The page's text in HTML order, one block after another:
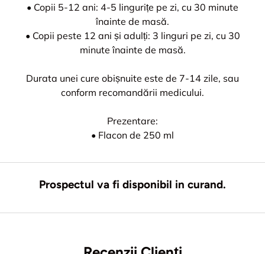
• Copii 5-12 ani: 4-5 lingurițe pe zi, cu 30 minute
înainte de masă.
• Copii peste 12 ani și adulți: 3 linguri pe zi, cu 30
minute înainte de masă.
Durata unei cure obișnuite este de 7-14 zile, sau
conform recomandării medicului.
Prezentare:
• Flacon de 250 ml
Prospectul va fi disponibil in curand.